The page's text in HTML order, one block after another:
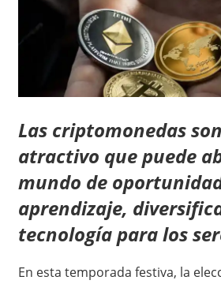
Las criptomonedas
atractivo que puede
mundo de
aprendizaje,
tecnología para los
En esta temporada festiva, la